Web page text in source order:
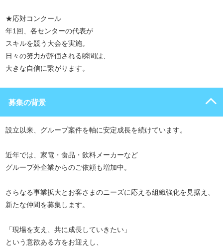
★応対コンクール
年1回、各センターの代表が
スキルを競う大会を実施。
日々の努力が評価される瞬間は、
大きな自信に繋がります。
募集の背景
設立以来、グループ案件を軸に安定成長を続けています。
近年では、家電・食品・飲料メーカーなど
グループ外企業からのご依頼も増加中。
さらなる事業拡大とお客さまのニーズに応える組織強化を見据え、
新たな仲間を募集します。
「現場を支え、共に成長していきたい」
という意欲ある方をお迎えし、